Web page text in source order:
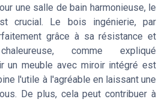
une salle de bain harmonieuse, le
crucial. Le bois ingénierie, par
grâce à sa résistance et
comme expliqué
un meuble avec miroir intégré est
l'utile à l'agréable en laissant une
De plus, cela peut contribuer à